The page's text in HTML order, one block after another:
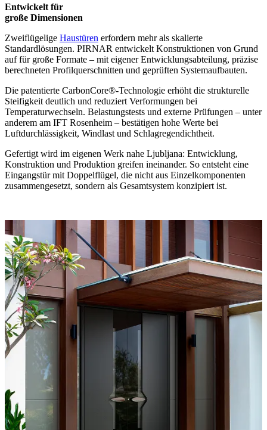
Entwickelt für
große Dimensionen
Zweiflügelige Haustüren erfordern mehr als skalierte
Standardlösungen. PIRNAR entwickelt Konstruktionen von Grund
auf für große Formate – mit eigener Entwicklungsabteilung, präzise
berechneten Profilquerschnitten und geprüften Systemaufbauten.
Die patentierte CarbonCore®-Technologie erhöht die strukturelle
Steifigkeit deutlich und reduziert Verformungen bei
Temperaturwechseln. Belastungstests und externe Prüfungen – unter
anderem am IFT Rosenheim – bestätigen hohe Werte bei
Luftdurchlässigkeit, Windlast und Schlagregendichtheit.
Gefertigt wird im eigenen Werk nahe Ljubljana: Entwicklung,
Konstruktion und Produktion greifen ineinander. So entsteht eine
Eingangstür mit Doppelflügel, die nicht aus Einzelkomponenten
zusammengesetzt, sondern als Gesamtsystem konzipiert ist.